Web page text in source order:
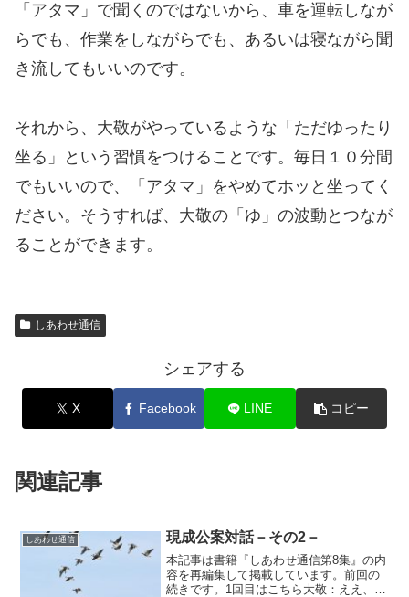
「アタマ」で聞くのではないから、車を運転しなが
らでも、作業をしながらでも、あるいは寝ながら聞
き流してもいいのです。
それから、大敬がやっているような「ただゆったり
坐る」という習慣をつけることです。毎日１０分間
でもいいので、「アタマ」をやめてホッと坐ってく
ださい。そうすれば、大敬の「ゆ」の波動とつなが
ることができます。
しあわせ通信
シェアする
X Facebook LINE コピー
関連記事
しあわせ通信 現成公案対話－その2－
本記事は書籍『しあわせ通信第8集』の内
容を再編集して掲載しています。前回の
続きです。1回目はこちら大敬：ええ、只